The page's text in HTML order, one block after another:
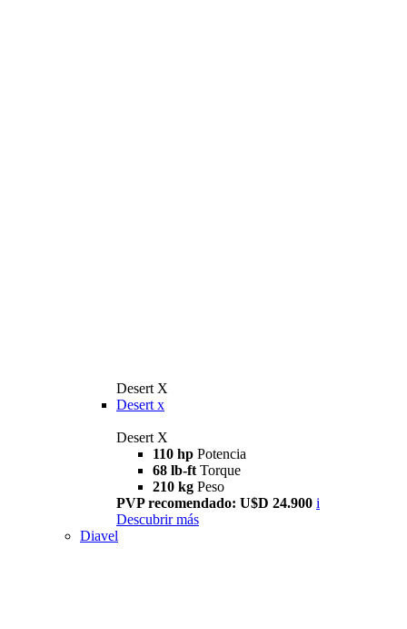
Desert X
Desert x
Desert X
110 hp Potencia
68 lb-ft Torque
210 kg Peso
PVP recomendado: U$D 24.900 i
Descubrir más
Diavel